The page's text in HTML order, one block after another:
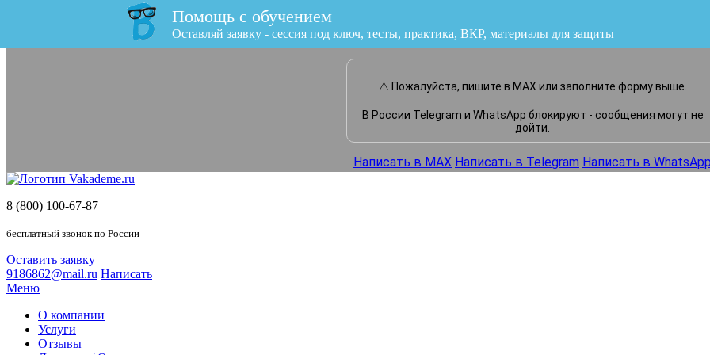
Помощь с обучением
Оставляй заявку - сессия под ключ, тесты, практика, ВКР
или напишите нам прямо сейчас
⚠️ Пожалуйста, пишите в MAX или заполните форму выше.
В России Telegram и WhatsApp блокируют - сообщения могут не
дойти.
Написать в MAX Написать в Telegram Написать в
8 (800) 100-67-87
бесплатный звонок по России
Оставить заявку
9186862@mail.ru Написать
Меню
О компании
Услуги
Отзывы